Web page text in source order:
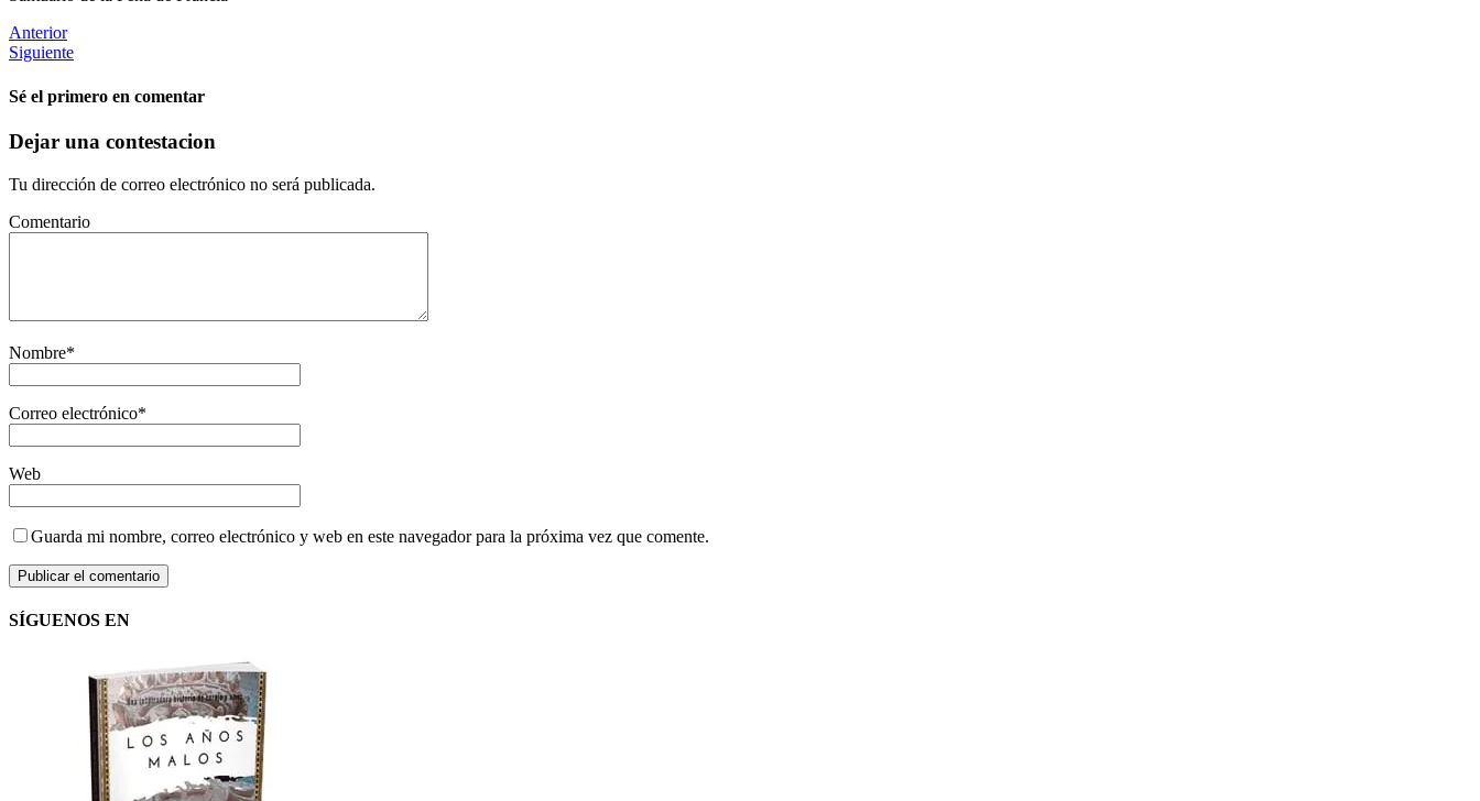
Anterior
Siguiente
Sé el primero en comentar
Dejar una contestacion
Tu dirección de correo electrónico no será publicada.
Comentario
Nombre*
Correo electrónico*
Web
Guarda mi nombre, correo electrónico y web en este navegador para la próxima vez que comente.
SÍGUENOS EN